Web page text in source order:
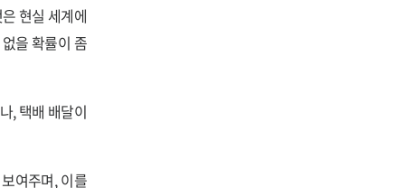
현실 세계에
을 확률이 좀
, 택배 배달이
여주며, 이를